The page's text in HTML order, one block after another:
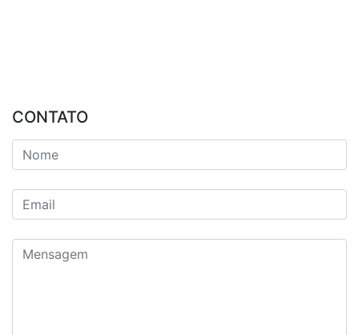
CONTATO